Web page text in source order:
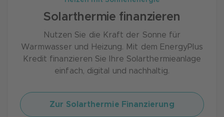
Solarthermie finanzieren
Nutzen Sie die Kraft der Sonne für
Warmwasser und Heizung. Mit dem EnergyPlus
Kredit finanzieren Sie Ihre Solarthermieanlage
einfach, digital und nachhaltig.
Zur Solarthermie Finanzierung